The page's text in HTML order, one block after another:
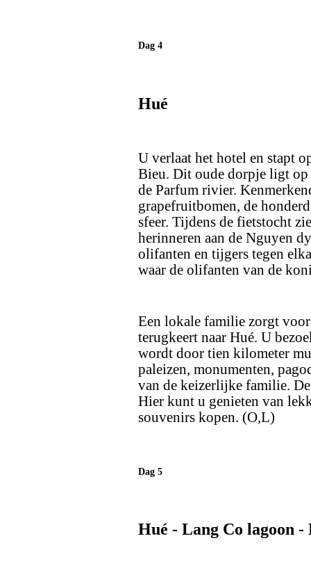
Dag 4
Hué
U verlaat het hotel en stapt
Bieu. Dit oude dorpje ligt op
de Parfum rivier.
grapefruitbomen, de
sfeer. Tijdens de fietstocht
herinneren aan de Nguyen
olifanten en tijgers tegen
waar de olifanten van de
Een lokale familie zorgt
terugkeert naar Hué. U
wordt door tien kilometer
paleizen, monumenten,
van de keizerlijke familie.
Hier kunt u genieten van
souvenirs kopen. (O,L)
Dag 5
Hué - Lang Co lagoon -